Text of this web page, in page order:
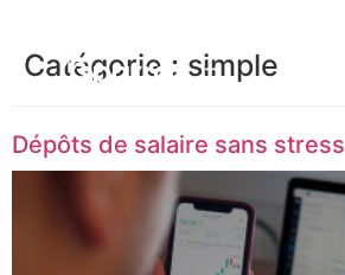
Catégorie : simple
Dépôts de salaire sans stress